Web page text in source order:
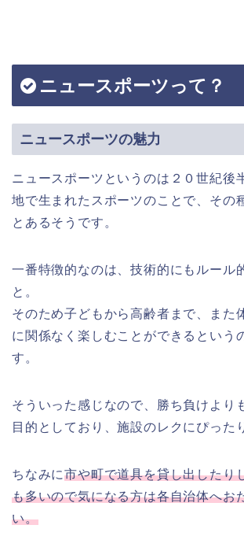
ニュースポーツって？
ニュースポーツの魅力
ニュースポーツというのは２０世紀後
地で生まれたスポーツのことで、その
とあるそうです。
一番特徴的なのは、技術的にもルール
と。
そのため子どもから高齢者まで、また
に関係なく楽しむことができるという
す。
そういった感じなので、勝ち負けより
目的としており、施設のレクにぴった
ちなみに市や町で道具を貸し出したり
も多いので気になる方は各自治体へお
い。